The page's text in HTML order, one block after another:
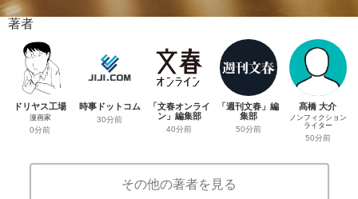
著者
ドリヤス工場
漫画家
0分前
時事ドットコム
30分前
「文春オンライ
ン」編集部
40分前
「週刊文春」編
集部
50分前
髙橋 大介
ノンフィクション
ライター
50分前
その他の著者を見る